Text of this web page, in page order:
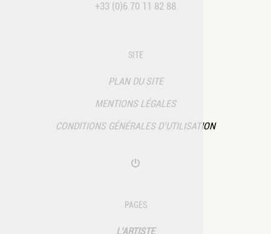
+33 (0)6 70 11 82 88
SITE
PLAN DU SITE
MENTIONS LÉGALES
CONDITIONS GÉNÉRALES D’UTILISATION
PAGES
L’ARTISTE